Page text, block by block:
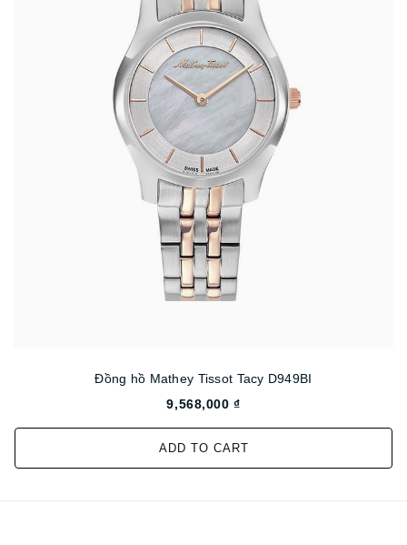
Đồng hồ Mathey Tissot Tacy D949BI
9,568,000 ₫
ADD TO CART